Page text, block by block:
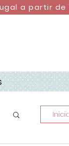
a partir de